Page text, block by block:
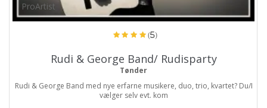
ProArtist
(5)
Rudi & George Band/ Rudisparty
Tønder
Rudi & George Band med nye erfarne musikere, duo, trio, kvartet? Du/I
vælger selv evt. kom